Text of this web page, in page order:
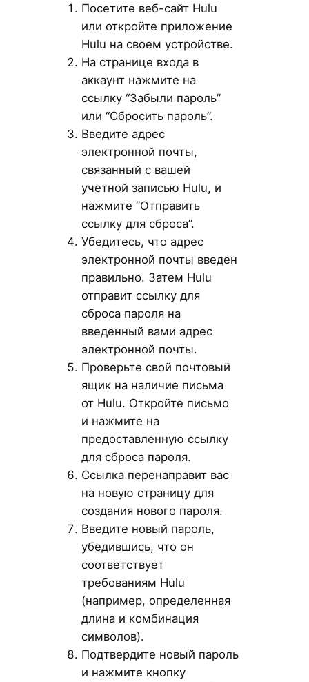
Посетите веб-сайт Hulu
или откройте приложение
Hulu на своем устройстве.
На странице входа в
аккаунт нажмите на
ссылку “Забыли пароль”
или “Сбросить пароль”.
Введите адрес
электронной почты,
связанный с вашей
учетной записью Hulu, и
нажмите “Отправить
ссылку для сброса”.
Убедитесь, что адрес
электронной почты введен
правильно. Затем Hulu
отправит ссылку для
сброса пароля на
введенный вами адрес
электронной почты.
Проверьте свой почтовый
ящик на наличие письма
от Hulu. Откройте письмо
и нажмите на
предоставленную ссылку
для сброса пароля.
Ссылка перенаправит вас
на новую страницу для
создания нового пароля.
Введите новый пароль,
убедившись, что он
соответствует
требованиям Hulu
(например, определенная
длина и комбинация
символов).
Подтвердите новый пароль
и нажмите кнопку